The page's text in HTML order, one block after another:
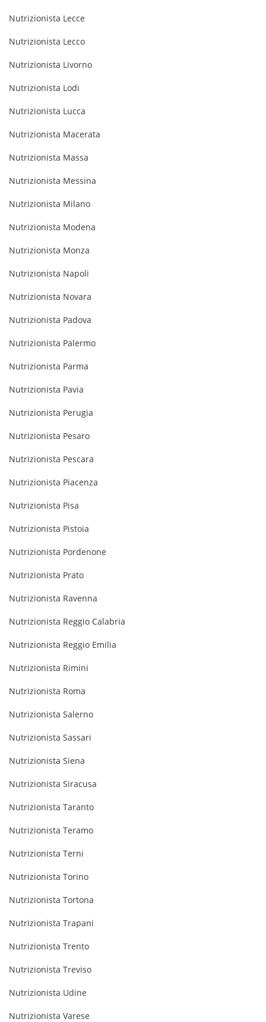
Nutrizionista Lecce
Nutrizionista Lecco
Nutrizionista Livorno
Nutrizionista Lodi
Nutrizionista Lucca
Nutrizionista Macerata
Nutrizionista Massa
Nutrizionista Messina
Nutrizionista Milano
Nutrizionista Modena
Nutrizionista Monza
Nutrizionista Napoli
Nutrizionista Novara
Nutrizionista Padova
Nutrizionista Palermo
Nutrizionista Parma
Nutrizionista Pavia
Nutrizionista Perugia
Nutrizionista Pesaro
Nutrizionista Pescara
Nutrizionista Piacenza
Nutrizionista Pisa
Nutrizionista Pistoia
Nutrizionista Pordenone
Nutrizionista Prato
Nutrizionista Ravenna
Nutrizionista Reggio Calabria
Nutrizionista Reggio Emilia
Nutrizionista Rimini
Nutrizionista Roma
Nutrizionista Salerno
Nutrizionista Sassari
Nutrizionista Siena
Nutrizionista Siracusa
Nutrizionista Taranto
Nutrizionista Teramo
Nutrizionista Terni
Nutrizionista Torino
Nutrizionista Tortona
Nutrizionista Trapani
Nutrizionista Trento
Nutrizionista Treviso
Nutrizionista Udine
Nutrizionista Varese